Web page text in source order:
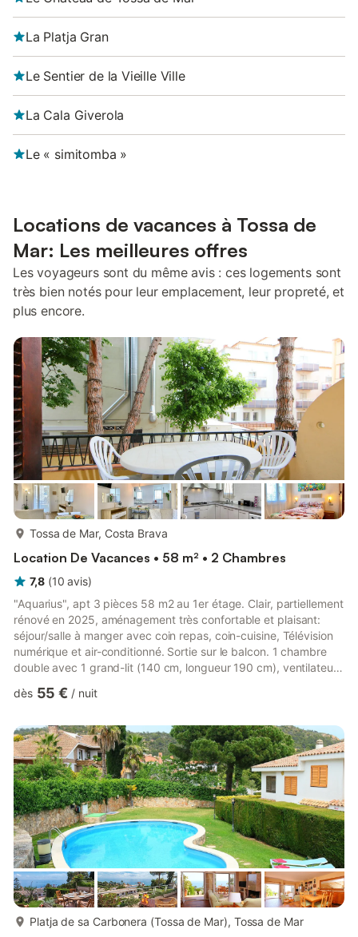
La Platja Gran
Le Sentier de la Vieille Ville
La Cala Giverola
Le « simitomba »
Locations de vacances à Tossa de
Mar: Les meilleures offres
Les voyageurs sont du même avis : ces logements sont
très bien notés pour leur emplacement, leur propreté, et
plus encore.
Tossa de Mar, Costa Brava
Location De Vacances • 58 m² • 2 Chambres
7,8 (10 avis)
"Aquarius", apt 3 pièces 58 m2 au 1er étage. Clair, partiellement
rénové en 2025, aménagement très confortable et plaisant:
séjour/salle à manger avec coin repas, coin-cuisine, Télévision
numérique et air-conditionné. Sortie sur le balcon. 1 chambre
double avec 1 grand-lit (140 cm, longueur 190 cm), ventilateur.
ventilateur. Cuisine (2 plaques de cuisson, lave-vaisselle, micro-
terrasse 10 m2. Mobilier de balcon. Vue sur le jardin et la
localité. A disposition: lave-linge, fer à repa...
dès 55 € / nuit
plus...
Platja de sa Carbonera (Tossa de Mar), Tossa de Mar